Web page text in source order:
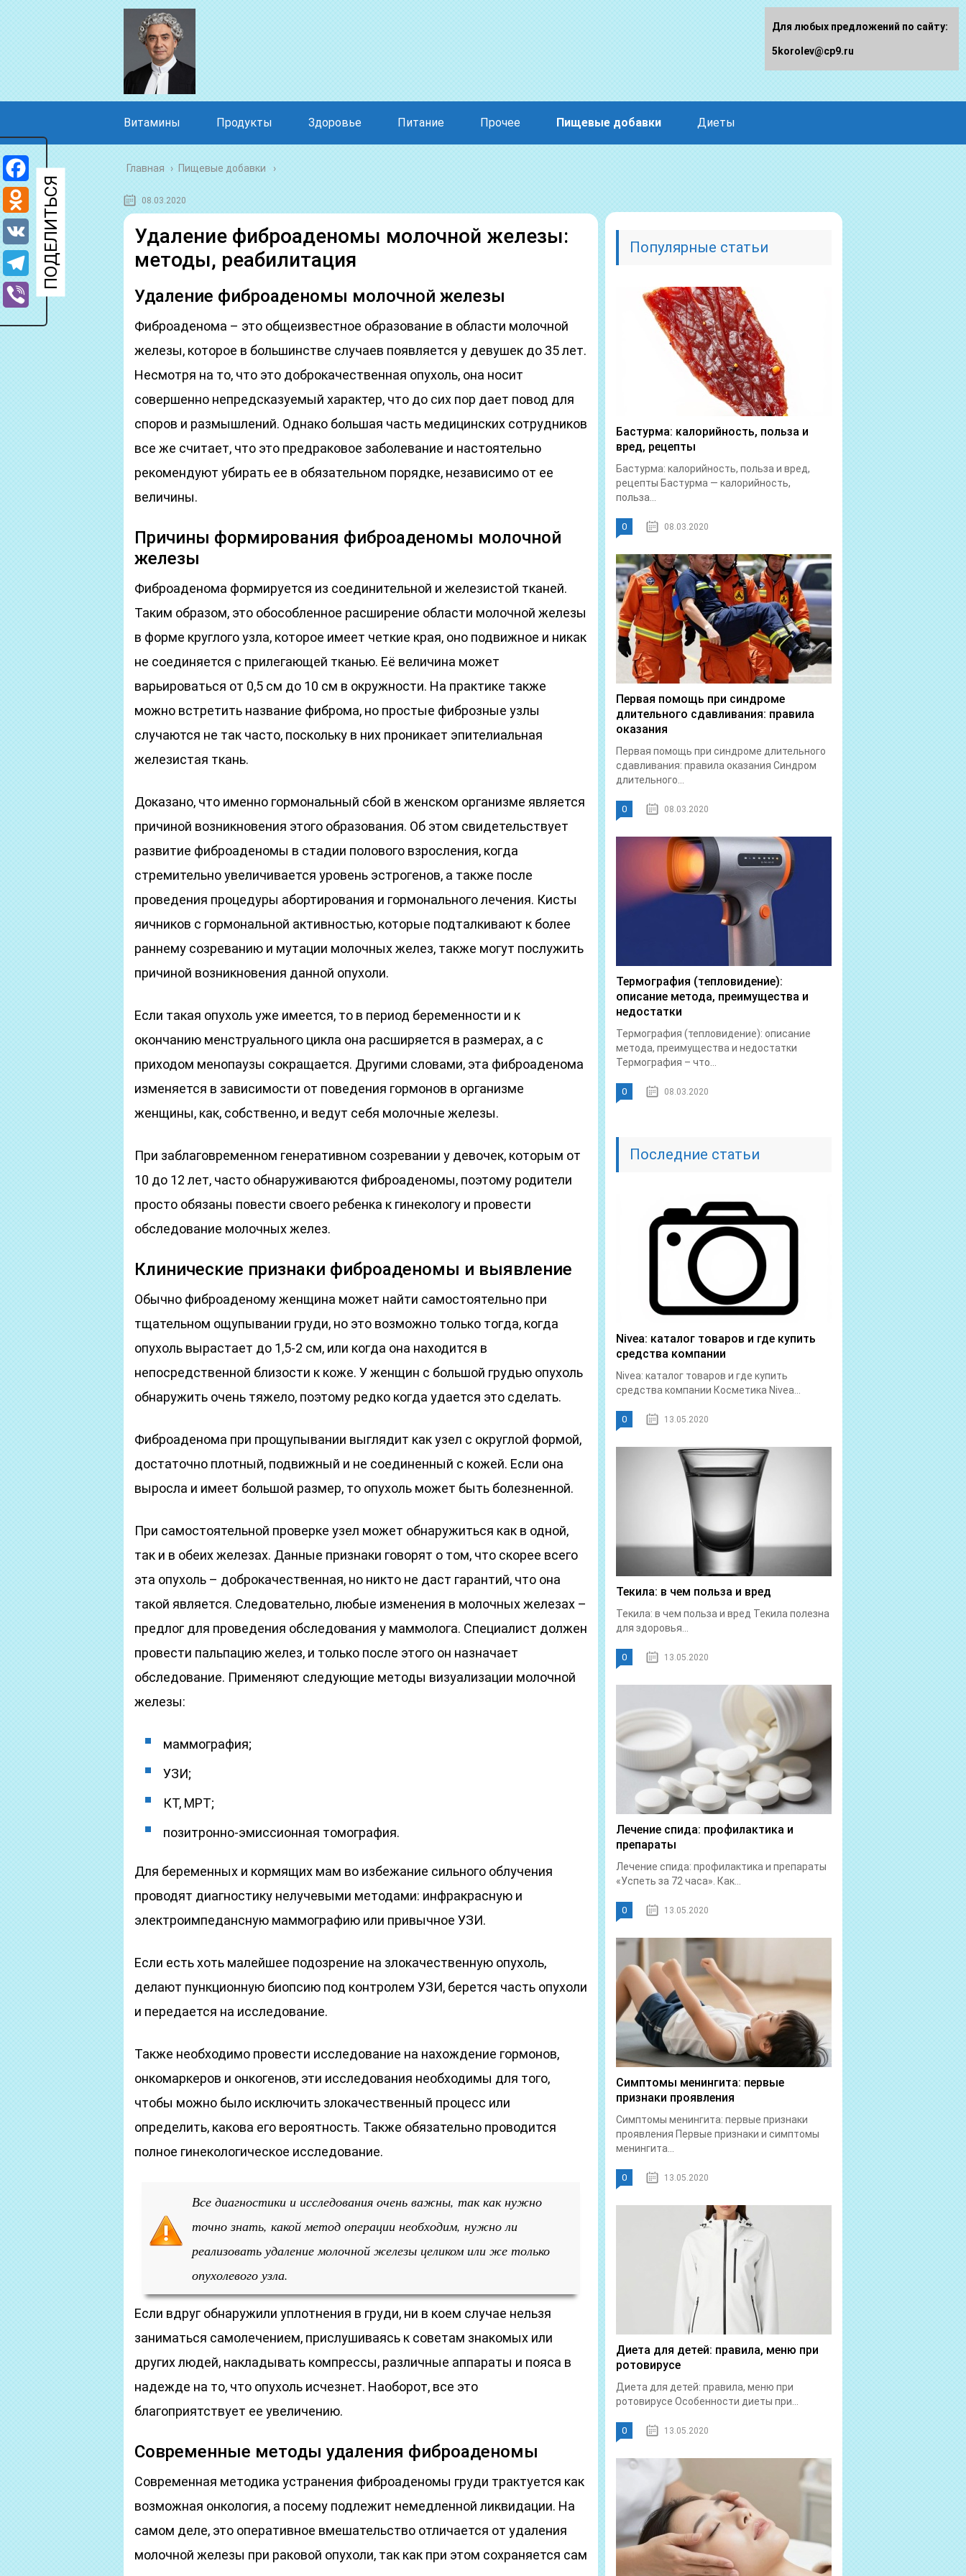
Витамины Продукты Здоровье Питание Прочее Пищевые добавки Диеты
Главная › Пищевые добавки
08.03.2020
Удаление фиброаденомы молочной железы:
методы, реабилитация
Удаление фиброаденомы молочной железы
Фиброаденома – это общеизвестное образование в области молочной
железы, которое в большинстве случаев появляется у девушек до 35 лет.
Несмотря на то, что это доброкачественная опухоль, она носит
совершенно непредсказуемый характер, что до сих пор дает повод для
споров и размышлений. Однако большая часть медицинских сотрудников
все же считает, что это предраковое заболевание и настоятельно
рекомендуют убирать ее в обязательном порядке, независимо от ее
величины.
Причины формирования фиброаденомы молочной
железы
Фиброаденома формируется из соединительной и железистой тканей.
Таким образом, это обособленное расширение области молочной железы
в форме круглого узла, которое имеет четкие края, оно подвижное и никак
не соединяется с прилегающей тканью. Её величина может
варьироваться от 0,5 см до 10 см в окружности. На практике также
можно встретить название фиброма, но простые фиброзные узлы
случаются не так часто, поскольку в них проникает эпителиальная
железистая ткань.
Доказано, что именно гормональный сбой в женском организме является
причиной возникновения этого образования. Об этом свидетельствует
развитие фиброаденомы в стадии полового взросления, когда
стремительно увеличивается уровень эстрогенов, а также после
проведения процедуры абортирования и гормонального лечения. Кисты
яичников с гормональной активностью, которые подталкивают к более
раннему созреванию и мутации молочных желез, также могут послужить
причиной возникновения данной опухоли.
Если такая опухоль уже имеется, то в период беременности и к
окончанию менструального цикла она расширяется в размерах, а с
приходом менопаузы сокращается. Другими словами, эта фиброаденома
изменяется в зависимости от поведения гормонов в организме
женщины, как, собственно, и ведут себя молочные железы.
При заблаговременном генеративном созревании у девочек, которым от
10 до 12 лет, часто обнаруживаются фиброаденомы, поэтому родители
просто обязаны повести своего ребенка к гинекологу и провести
обследование молочных желез.
Клинические признаки фиброаденомы и выявление
Обычно фиброаденому женщина может найти самостоятельно при
тщательном ощупывании груди, но это возможно только тогда, когда
опухоль вырастает до 1,5-2 см, или когда она находится в
непосредственной близости к коже. У женщин с большой грудью опухоль
обнаружить очень тяжело, поэтому редко когда удается это сделать.
Фиброаденома при прощупывании выглядит как узел с округлой формой,
достаточно плотный, подвижный и не соединенный с кожей. Если она
выросла и имеет большой размер, то опухоль может быть болезненной.
При самостоятельной проверке узел может обнаружиться как в одной,
так и в обеих железах. Данные признаки говорят о том, что скорее всего
эта опухоль – доброкачественная, но никто не даст гарантий, что она
такой является. Следовательно, любые изменения в молочных железах –
предлог для проведения обследования у маммолога. Специалист должен
провести пальпацию желез, и только после этого он назначает
обследование. Применяют следующие методы визуализации молочной
железы:
маммография;
УЗИ;
КТ, МРТ;
позитронно-эмиссионная томография.
Для беременных и кормящих мам во избежание сильного облучения
проводят диагностику нелучевыми методами: инфракрасную и
электроимпедансную маммографию или привычное УЗИ.
Если есть хоть малейшее подозрение на злокачественную опухоль,
делают пункционную биопсию под контролем УЗИ, берется часть опухоли
и передается на исследование.
Также необходимо провести исследование на нахождение гормонов,
онкомаркеров и онкогенов, эти исследования необходимы для того,
чтобы можно было исключить злокачественный процесс или
определить, какова его вероятность. Также обязательно проводится
полное гинекологическое исследование.
Все диагностики и исследования очень важны, так как нужно
точно знать, какой метод операции необходим, нужно ли
реализовать удаление молочной железы целиком или же только
опухолевого узла.
Если вдруг обнаружили уплотнения в груди, ни в коем случае нельзя
заниматься самолечением, прислушиваясь к советам знакомых или
других людей, накладывать компрессы, различные аппараты и пояса в
надежде на то, что опухоль исчезнет. Наоборот, все это
благоприятствует ее увеличению.
Современные методы удаления фиброаденомы
Современная методика устранения фиброаденомы груди трактуется как
возможная онкология, а посему подлежит немедленной ликвидации. На
самом деле, это оперативное вмешательство отличается от удаления
молочной железы при раковой опухоли, так как при этом сохраняется сам
Популярные статьи
Бастурма: калорийность, польза и
вред, рецепты
Бастурма: калорийность, польза и вред,
рецепты Бастурма — калорийность,
польза...
0 08.03.2020
Первая помощь при синдроме
длительного сдавливания: правила
оказания
Первая помощь при синдроме длительного
сдавливания: правила оказания Синдром
длительного...
0 08.03.2020
Термография (тепловидение):
описание метода, преимущества и
недостатки
Термография (тепловидение): описание
метода, преимущества и недостатки
Термография – что...
0 08.03.2020
Последние статьи
Nivea: каталог товаров и где купить
средства компании
Nivea: каталог товаров и где купить
средства компании Косметика Nivea...
0 13.05.2020
Текила: в чем польза и вред
Текила: в чем польза и вред Текила полезна
для здоровья...
0 13.05.2020
Лечение спида: профилактика и
препараты
Лечение спида: профилактика и препараты
«Успеть за 72 часа». Как...
0 13.05.2020
Симптомы менингита: первые
признаки проявления
Симптомы менингита: первые признаки
проявления Первые признаки и симптомы
менингита...
0 13.05.2020
Диета для детей: правила, меню при
ротовирусе
Диета для детей: правила, меню при
ротовирусе Особенности диеты при...
0 13.05.2020
Facebook
Odnoklassniki
VK
Telegram
Viber
Для любых предложений по сайту:
5korolev@cp9.ru